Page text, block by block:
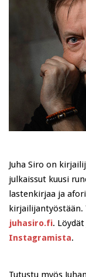
Juha Siro on
julkaissut kuusi
lastenkirjaa ja
kirjailijantyöstään.
juhasiro.fi.
Instagramista.
Tutustu myös